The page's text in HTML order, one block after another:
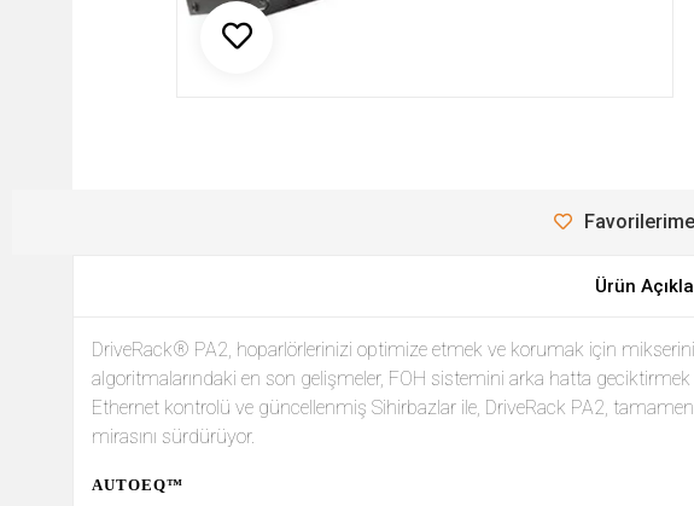
Ürün
DriveRack® PA2, hoparlörlerinizi optimize etmek ve korumak için
algoritmalarındaki en son gelişmeler, FOH sistemini arka hatta
Ethernet kontrolü ve güncellenmiş Sihirbazlar ile, DriveRack PA2,
mirasını sürdürüyor.
AUTOEQ™